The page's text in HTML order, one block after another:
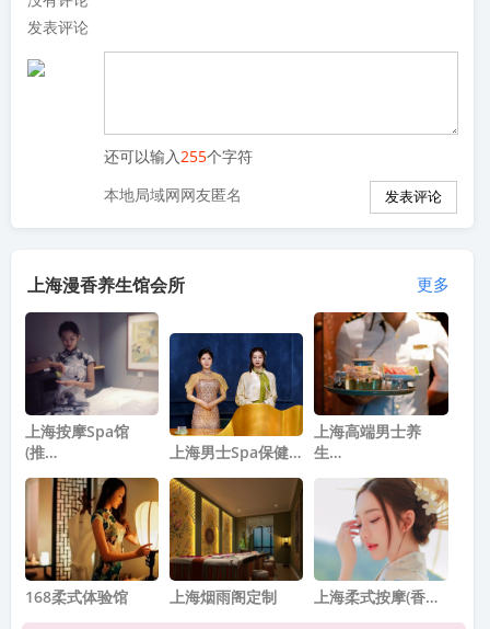
发表评论
还可以输入255个字符
本地局域网网友匿名
上海漫香养生馆会所 更多
上海按摩spa馆
(推…
上海男士Spa保健…
上海高端男士养
生…
168柔式体验馆 上海烟雨阁定制 上海柔式按摩(香…